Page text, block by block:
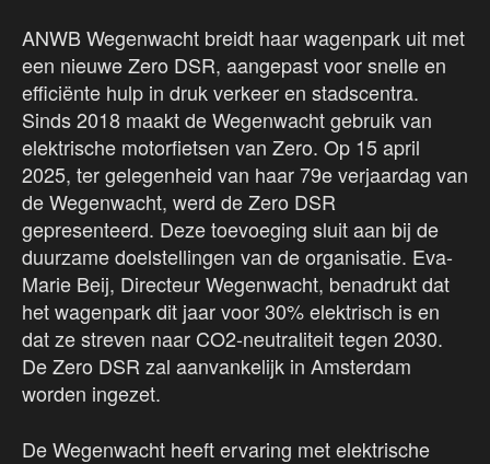
ANWB Wegenwacht breidt haar wagenpark uit met
een nieuwe Zero DSR, aangepast voor snelle en
efficiënte hulp in druk verkeer en stadscentra.
Sinds 2018 maakt de Wegenwacht gebruik van
elektrische motorfietsen van Zero. Op 15 april
2025, ter gelegenheid van haar 79e verjaardag van
de Wegenwacht, werd de Zero DSR
gepresenteerd. Deze toevoeging sluit aan bij de
duurzame doelstellingen van de organisatie. Eva-
Marie Beij, Directeur Wegenwacht, benadrukt dat
het wagenpark dit jaar voor 30% elektrisch is en
dat ze streven naar CO2-neutraliteit tegen 2030.
De Zero DSR zal aanvankelijk in Amsterdam
worden ingezet.
De Wegenwacht heeft ervaring met elektrische